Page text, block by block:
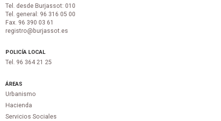
Tel. desde Burjassot: 010
Tel. general: 96 316 05 00
Fax. 96 390 03 61
registro@burjassot.es
POLICÍA LOCAL
Tel. 96 364 21 25
ÁREAS
Urbanismo
Hacienda
Servicios Sociales